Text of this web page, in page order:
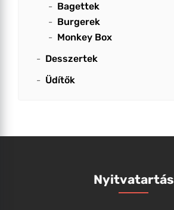
Bagettek
Burgerek
Monkey Box
Desszertek
Üdítők
Nyitvatartás